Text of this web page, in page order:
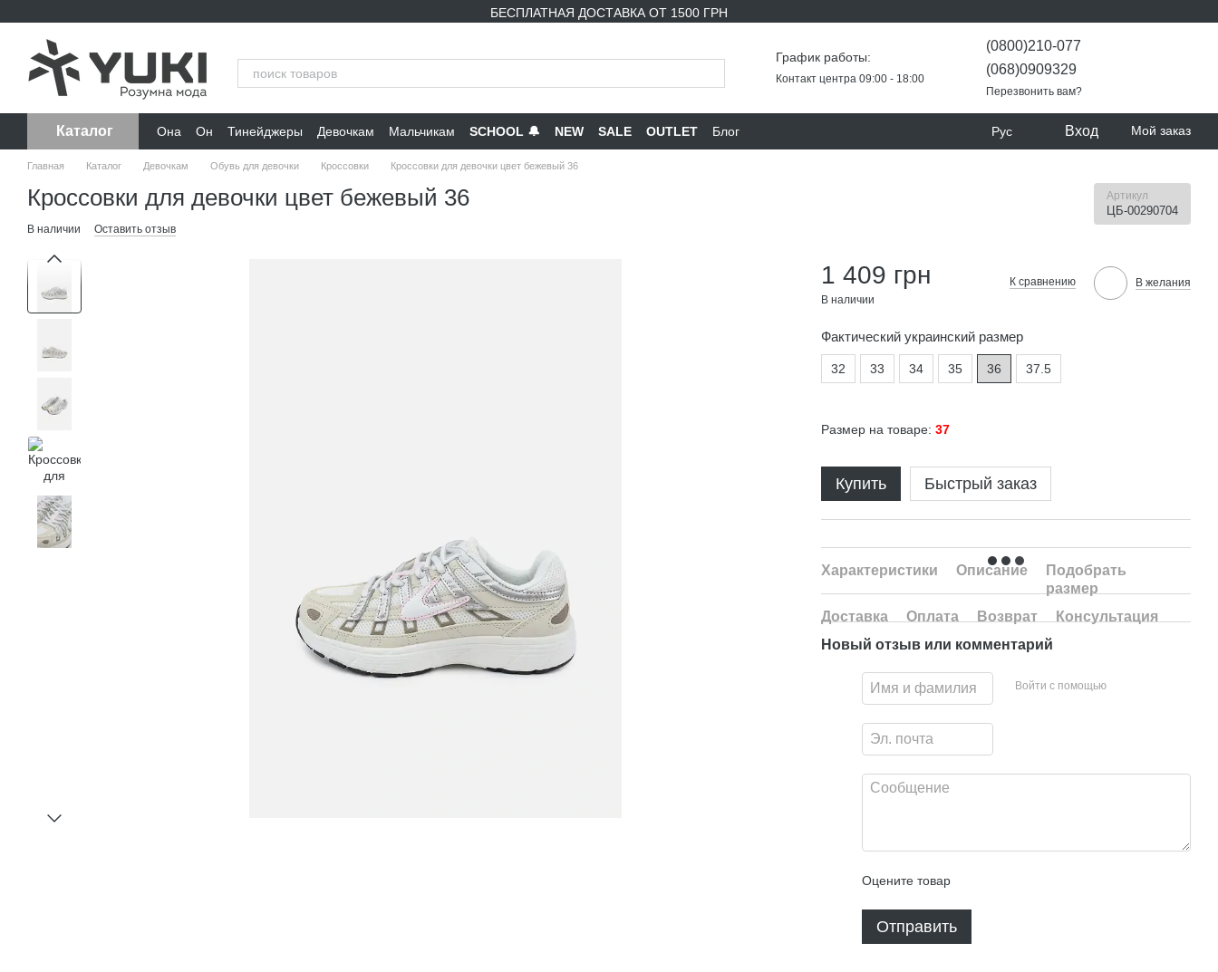
БЕСПЛАТНАЯ ДОСТАВКА ОТ 1500 ГРН
График работы:
Контакт центра 09:00 - 18:00
(0800)210-077
(068)0909329
Перезвонить вам?
Каталог Она Он Тинейджеры Девочкам Мальчикам SCHOOL 🔔 NEW SALE OUTLET Блог Рус Вход Мой заказ
Главная Каталог Девочкам Обувь для девочки Кроссовки Кроссовки для девочки цвет бежевый 36
Кроссовки для девочки цвет бежевый 36 Артикул
ЦБ-00290704
В наличии Оставить отзыв
1 409 грн
В наличии
К сравнению В желания
Фактический украинский размер
32 33 34 35 36 37.5
Размер на товаре: 37
Купить Быстрый заказ
Характеристики Описание
Подобрать
размер
Доставка
Оплата Возврат
Консультация
Новый отзыв или комментарий
Войти с помощью
Оцените товар
Отправить